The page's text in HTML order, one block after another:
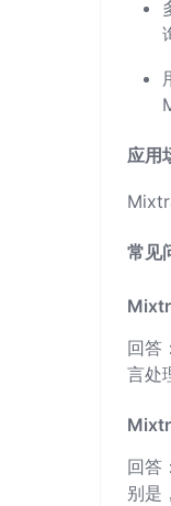
应用
常见
回答
言处
回答
别是